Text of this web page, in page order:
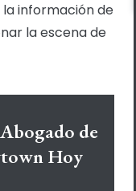
información de
la escena de
de
Hoy